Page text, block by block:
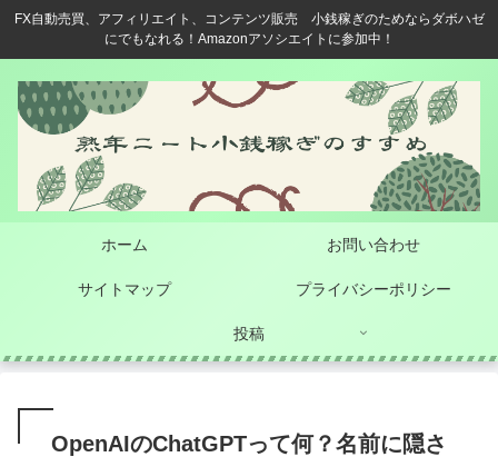
FX自動売買、アフィリエイト、コンテンツ販売 小銭稼ぎのためならダボハゼ
にでもなれる！Amazonアソシエイトに参加中！
ホーム お問い合わせ
サイトマップ プライバシーポリシー
投稿
OpenAIのChatGPTって何？名前に隠さ